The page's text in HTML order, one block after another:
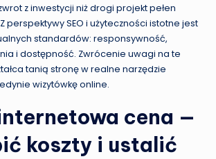
z inwestycji niż drogi projekt pełen
perspektywy SEO i użyteczności istotne jest
standardów: responsywność,
i dostępność. Zwrócenie uwagi na te
tanią stronę w realne narzędzie
wizytówkę online.
cena —
koszty i ustalić